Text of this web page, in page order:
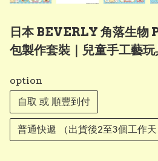
日本 BEVERLY 角落生
包製作套裝｜兒童手工藝玩
option
自取 或 順豐到付
普通快遞 （出貨後2至3個工作天